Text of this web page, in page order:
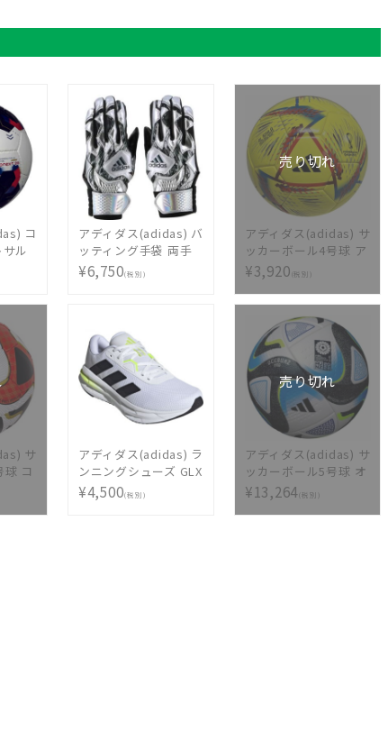
コ
ル
ール
中
ジ
ト
アディダス(adidas) バ
ッティング手袋 両手
用 HYPE LBG101-
1319
¥6,750(税別)
売り切れ
アディダス(adidas) サ
ッカーボール4号球 ア
ル・リフラ コンペテ
ィション キッズ
AF451Y
¥3,920(税別)
サ
球 コ
アディダス(adidas) ラ
ンニングシューズ GLX
7 JP6600
¥4,500(税別)
売り切れ
アディダス(adidas) サ
ッカーボール5号球 オ
ーシャンズ プロ 公式
試合球 AF570
¥13,264(税別)